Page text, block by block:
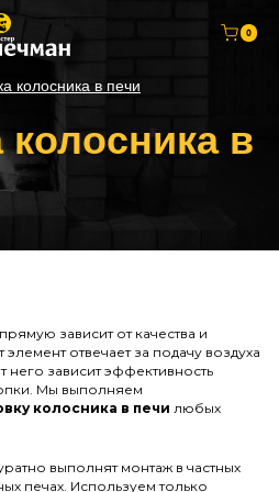
0
колосника в печи
колосника в
зависит от качества и
отвечает за подачу воздуха
него зависит эффективность
Мы выполняем
колосника в печи любых
выполнят монтаж в частных
печах. Используем только